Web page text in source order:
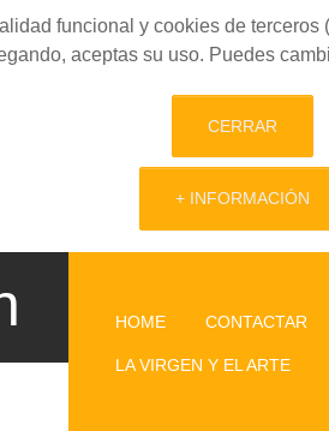
funcional y cookies de
aceptas su uso. Puedes
CERRAR
+ INFORMACIÓN
HOME CONTACTAR
LA VIRGEN Y EL ARTE